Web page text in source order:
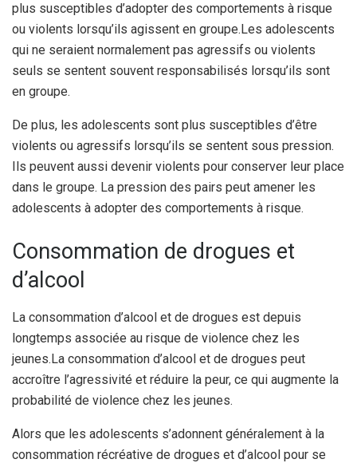
plus susceptibles d’adopter des comportements à risque
ou violents lorsqu’ils agissent en groupe. Les adolescents
qui ne seraient normalement pas agressifs ou violents
seuls se sentent souvent responsabilisés lorsqu’ils sont
en groupe.
De plus, les adolescents sont plus susceptibles d’être
violents ou agressifs lorsqu’ils se sentent sous pression.
Ils peuvent aussi devenir violents pour conserver leur place
dans le groupe. La pression des pairs peut amener les
adolescents à adopter des comportements à risque.
Consommation de drogues et
d’alcool
La consommation d’alcool et de drogues est depuis
longtemps associée au risque de violence chez les
jeunes.La consommation d’alcool et de drogues peut
accroître l’agressivité et réduire la peur, ce qui augmente la
probabilité de violence chez les jeunes.
Alors que les adolescents s’adonnent généralement à la
consommation récréative de drogues et d’alcool pour se